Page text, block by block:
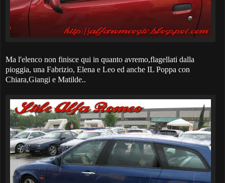
Ma l'elenco non finisce qui in quanto avremo,flagellati dalla
pioggia, una Fabrizio, Elena e Leo ed anche IL Poppa con
Chiara,Giangi e Matilde..